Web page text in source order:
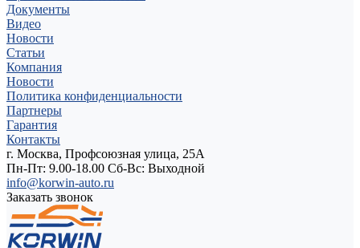
Документы
Видео
Новости
Статьи
Компания
Новости
Политика конфиденциальности
Партнеры
Гарантия
Контакты
г. Москва, Профсоюзная улица, 25А
Пн-Пт: 9.00-18.00 Cб-Вс: Выходной
info@korwin-auto.ru
Заказать звонок